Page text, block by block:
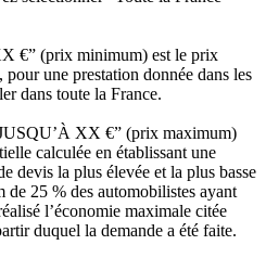
€” (prix minimum) est le prix
une prestation donnée dans les
dans toute la France.
XX €” (prix maximum)
calculée en établissant une
devis la plus élevée et la plus basse
25 % des automobilistes ayant
l’économie maximale citée
duquel la demande a été faite.